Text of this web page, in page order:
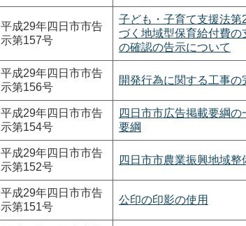
平成29年四日市市告
示第157号
子ども・子育て支援法第
づく地域型保育給付費の
の確認の告示について
平成29年四日市市告
示第156号
開発行為に関する工事の
平成29年四日市市告
示第154号
四日市市広告掲載要綱の
要綱
平成29年四日市市告
示第152号
四日市市農業振興地域整
平成29年四日市市告
示第151号
公印の印影の使用